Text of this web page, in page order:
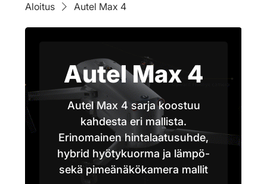
Aloitus Autel Max 4
Autel Max 4
Autel Max 4 sarja koostuu
kahdesta eri mallista.
Erinomainen hintalaatusuhde,
hybrid hyötykuorma ja lämpö-
sekä pimeänäkökamera mallit